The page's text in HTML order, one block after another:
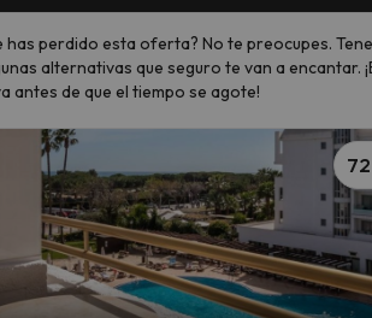
has perdido esta oferta? No te preocupes.
alternativas que seguro te van a encantar.
antes de que el tiempo se agote!
72